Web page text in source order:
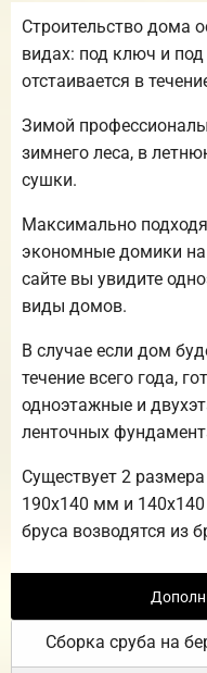
Строительство дома
видах: под ключ и
отстаивается в
Зимой
зимнего леса, в
сушки.
Максимально
экономные домики
сайте вы увидите
виды домов.
В случае если дом
течение всего года,
одноэтажные и
ленточных
Существует 2
190х140 мм и
бруса возводятся из
Сборка сруба на